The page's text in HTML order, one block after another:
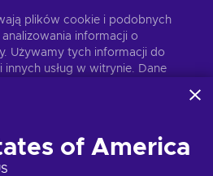
oferty z grami
w dowolnej chwili. Sprawdź
Politykę
informacji.
plików cookie i podobnych
informacji o
Używamy tych informacji do
innych usług w witrynie. Dane
przez firmę Eneba i jej
dostosować, klikając przycisk
of America